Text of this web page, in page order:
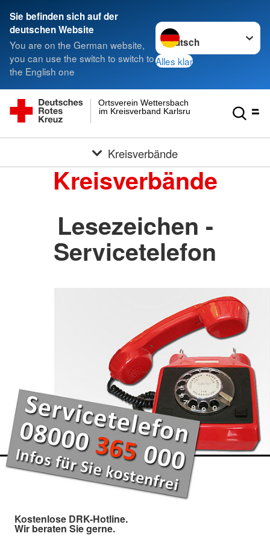
Sie befinden sich auf der
deutschen Website
You are on the German website,
you can use the switch to switch to
the English one
Sprache wechseln zu
Alles klar
im Kreisverband Karlsruhe e.V.
Ortsverein Wettersbach
Kreisverbände
Kreisverbände
Lesezeichen -
Servicetelefon
Kostenlose DRK-Hotline.
Wir beraten Sie gerne.